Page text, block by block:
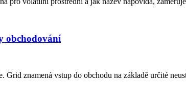
obchodování
znamená vstup do obchodu na základě určité